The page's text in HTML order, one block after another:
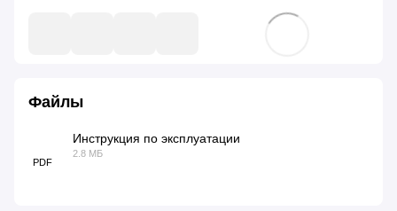
Файлы
PDF
Инструкция по эксплуатации
2.8 МБ